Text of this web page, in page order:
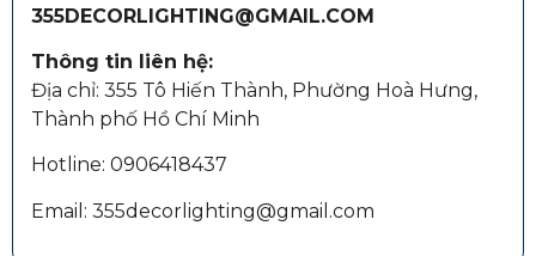
355DECORLIGHTING@GMAIL.COM
Thông tin liên hệ:
Địa chỉ: 355 Tô Hiến Thành, Phường Hoà Hưng,
Thành phố Hồ Chí Minh
Hotline: 0906418437
Email: 355decorlighting@gmail.com